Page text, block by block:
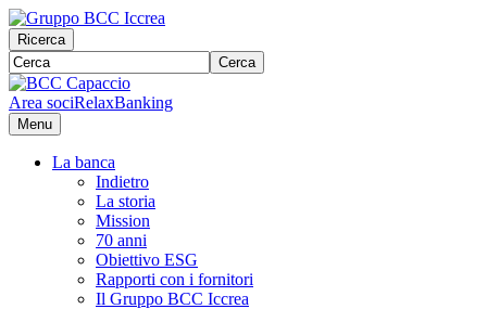
Ricerca
Cerca
Area sociRelaxBanking
Menu
La banca
Indietro
La storia
Mission
70 anni
Obiettivo ESG
Rapporti con i fornitori
Il Gruppo BCC Iccrea